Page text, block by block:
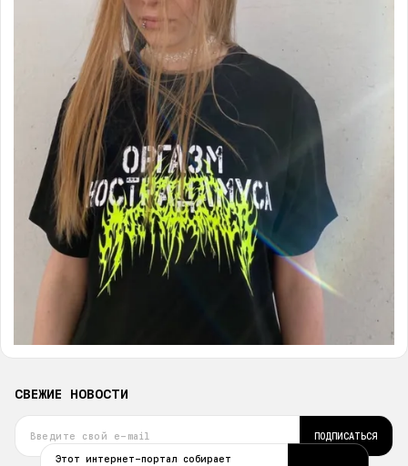
СВЕЖИЕ НОВОСТИ
ПОДПИСАТЬСЯ
Этот интернет-портал собирает